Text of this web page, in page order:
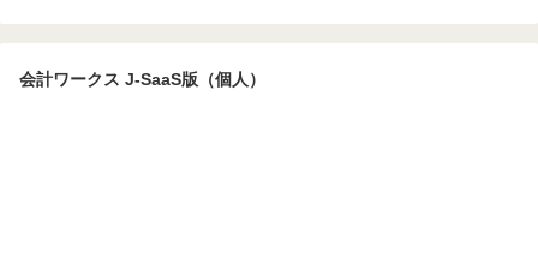
会計ワークス J-SaaS版（個人）